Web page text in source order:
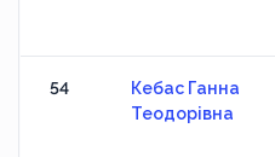
54
Кебас Ганна
Теодорівна